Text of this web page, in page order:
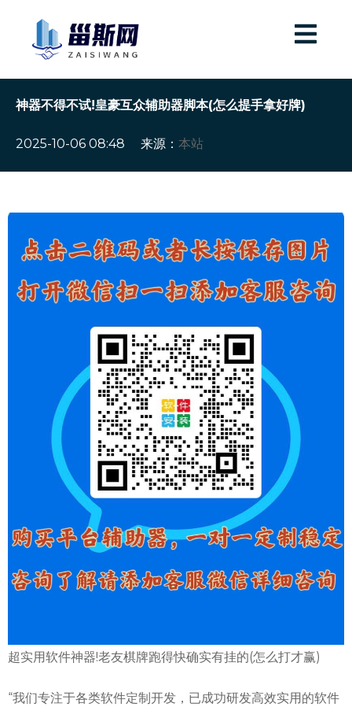
神器不得不试!皇豪互众辅助器脚本(怎么提手拿好牌)
2025-10-06 08:48 来源： 本站
超实用软件神器!老友棋牌跑得快确实有挂的(怎么打才赢)
“我们专注于各类软件定制开发，已成功研发高效实用的软件